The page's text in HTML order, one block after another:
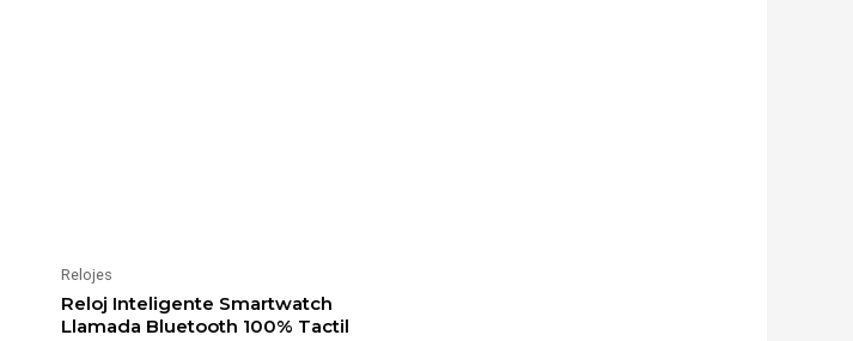
Relojes
Reloj Inteligente Smartwatch
Llamada Bluetooth 100% Tactil